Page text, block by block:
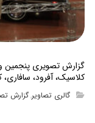
گزارش تصویری پنجمین
کلاسیک، آفرود،
گالری تصاویر,گزارش